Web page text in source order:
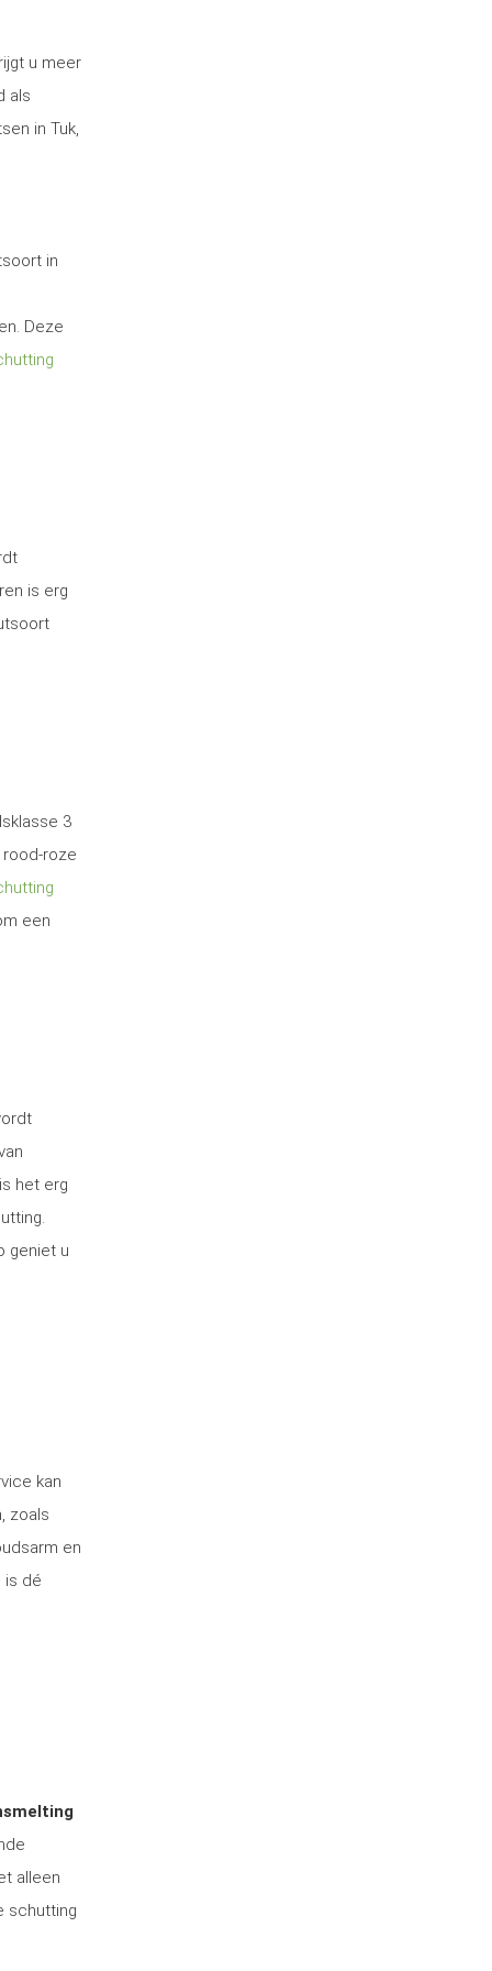
u meer
als
in Tuk,
in
Deze
is erg
3
roze
een
het erg
geniet u
kan
zoals
en
is dé
alleen
schutting